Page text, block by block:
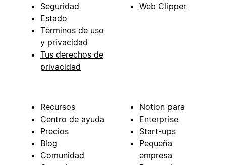
Seguridad
Estado
Términos de uso
y privacidad
Tus derechos de
privacidad
Web Clipper
Recursos
Centro de ayuda
Precios
Blog
Comunidad
Notion para
Enterprise
Start-ups
Pequeña
empresa